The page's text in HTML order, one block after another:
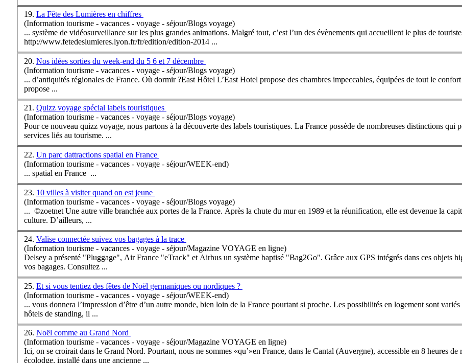
19. La Fête des Lumières en chiffres
(Information tourisme - vacances - voyage - séjour/Blogs voyage)
... système de vidéosurveillance sur les plus grandes animations. Malgré tout, c’est l’un des évènements qui accueillent le plus de
http://www.fetedeslumieres.lyon.fr/fr/edition/edition-2014 ...
20. Nos idées sorties du week-end du 5 6 et 7 décembre
(Information tourisme - vacances - voyage - séjour/Blogs voyage)
... d’antiquités régionales de France. Où dormir ?East Hôtel L’East Hotel propose des chambres impeccables, équipées de tout le
propose ...
21. Quizz voyage spécial labels touristiques
(Information tourisme - vacances - voyage - séjour/Blogs voyage)
Pour ce nouveau quizz voyage, nous partons à la découverte des labels touristiques. La Francepossède de nombreuses distinctions qui
services liés au tourisme. ...
22. Un parc dattractions spatial en France
(Information tourisme - vacances - voyage - séjour/WEEK-end)
... spatial en France...
23. 10 villes à visiter quand on est jeune
(Information tourisme - vacances - voyage - séjour/Blogs voyage)
... ©zoetnet Une autre ville branchée aux portes de la France. Après la chute du mur en 1989 et la réunification, elle est devenue la
culture. D’ailleurs, ...
24. Valise connectée suivez vos bagages à la trace
(Information tourisme - vacances - voyage - séjour/Magazine VOYAGE en ligne)
Delsey a présenté "Pluggage", AirFrance"eTrack" et Airbus un système baptisé "Bag2Go". Grâce aux GPS intégrés dans ces objets
vos bagages. Consultez ...
25. Et si vous tentiez des fêtes de Noël germaniques ou nordiques ?
(Information tourisme - vacances - voyage - séjour/WEEK-end)
... vous donnera l’impression d’être d’un autre monde, bien loin de la Francepourtant si proche. Les possibilités en logement sont variés
hôtels de standing, il ...
26. Noël comme au Grand Nord
(Information tourisme - vacances - voyage - séjour/Magazine VOYAGE en ligne)
Ici, on se croirait dans le Grand Nord. Pourtant, nous ne sommes «qu’»en France, dans le Cantal (Auvergne), accessible en 8 heures
écolodge, installé dans une ancienne ...